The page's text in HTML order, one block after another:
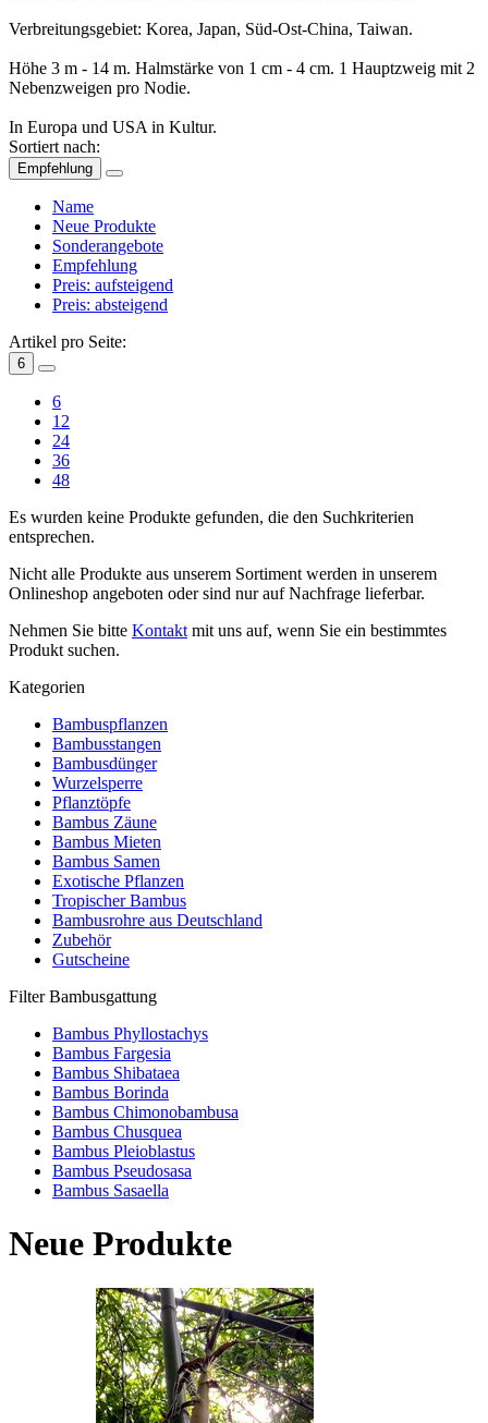
Verbreitungsgebiet: Korea, Japan, Süd-Ost-China, Taiwan.
Höhe 3 m - 14 m. Halmstärke von 1 cm - 4 cm. 1 Hauptzweig mit 2
Nebenzweigen pro Nodie.
In Europa und USA in Kultur.
Sortiert nach:
Empfehlung
Name
Neue Produkte
Sonderangebote
Empfehlung
Preis: aufsteigend
Preis: absteigend
Artikel pro Seite:
6
6
12
24
36
48
Es wurden keine Produkte gefunden, die den Suchkriterien
entsprechen.
Nicht alle Produkte aus unserem Sortiment werden in unserem
Onlineshop angeboten oder sind nur auf Nachfrage lieferbar.
Nehmen Sie bitte Kontakt mit uns auf, wenn Sie ein bestimmtes
Produkt suchen.
Kategorien
Bambuspflanzen
Bambusstangen
Bambusdünger
Wurzelsperre
Pflanztöpfe
Bambus Zäune
Bambus Mieten
Bambus Samen
Exotische Pflanzen
Tropischer Bambus
Bambusrohre aus Deutschland
Zubehör
Gutscheine
Filter Bambusgattung
Bambus Phyllostachys
Bambus Fargesia
Bambus Shibataea
Bambus Borinda
Bambus Chimonobambusa
Bambus Chusquea
Bambus Pleioblastus
Bambus Pseudosasa
Bambus Sasaella
Neue Produkte